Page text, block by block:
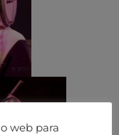
web para